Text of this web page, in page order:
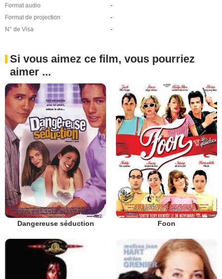
Format audio
-
Format de projection
-
N° de Visa
-
Si vous aimez ce film, vous pourriez
aimer ...
Dangereuse séduction Foon